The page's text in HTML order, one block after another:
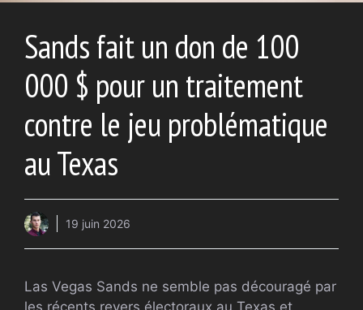
Sands fait un don de 100
000 $ pour un traitement
contre le jeu problématique
au Texas
19 juin 2026
Las Vegas Sands ne semble pas découragé par
les récents revers électoraux au Texas et